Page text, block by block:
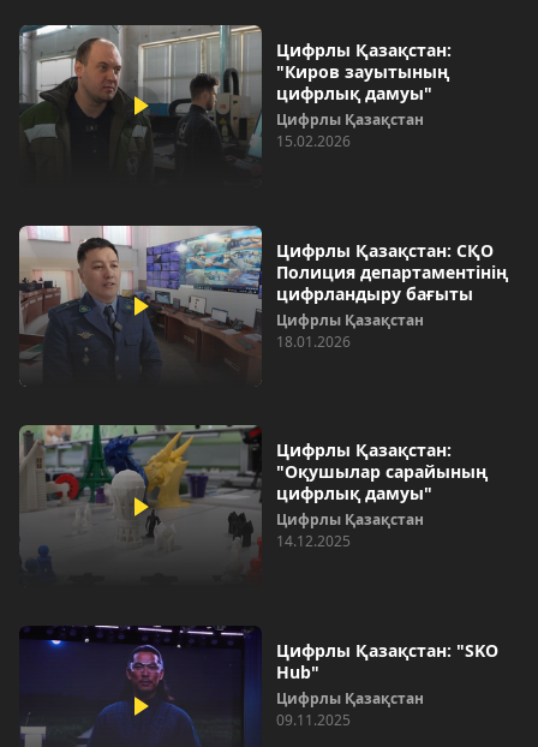
Цифрлы Қазақстан:
"Киров зауытының
цифрлық дамуы"
Цифрлы Қазақстан
15.02.2026
Цифрлы Қазақстан: СҚО
Полиция департаментінің
цифрландыру бағыты
Цифрлы Қазақстан
18.01.2026
Цифрлы Қазақстан:
"Оқушылар сарайының
цифрлық дамуы"
Цифрлы Қазақстан
14.12.2025
Цифрлы Қазақстан: "SKO
Hub"
Цифрлы Қазақстан
09.11.2025